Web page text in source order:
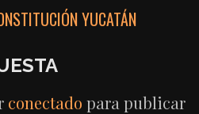
YUCATÁN
conectado para publicar